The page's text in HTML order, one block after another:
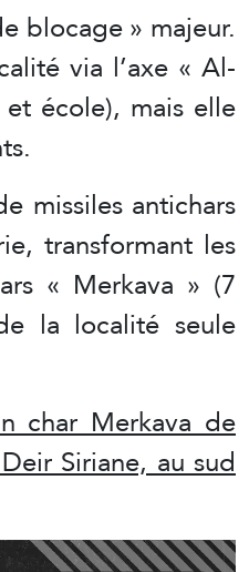
blocage » majeur.
via l’axe « Al-
école), mais elle
missiles antichars
transformant les
« Merkava » (7
la localité seule
char Merkava de
Siriane, au sud